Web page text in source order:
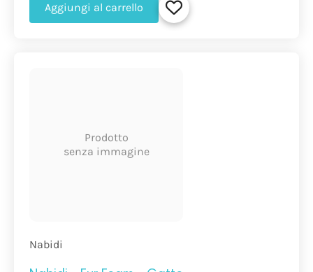
Aggiungi al carrello
Prodotto
senza immagine
Nabidi